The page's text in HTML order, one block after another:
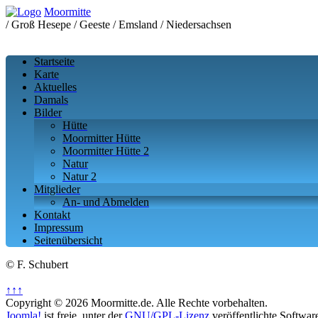
Moormitte
/ Groß Hesepe / Geeste / Emsland / Niedersachsen
Startseite
Karte
Aktuelles
Damals
Bilder
Hütte
Moormitter Hütte
Moormitter Hütte 2
Natur
Natur 2
Mitglieder
An- und Abmelden
Kontakt
Impressum
Seitenübersicht
© F. Schubert
↑↑↑
Copyright © 2026 Moormitte.de. Alle Rechte vorbehalten.
Joomla! ist freie, unter derGNU/GPL-Lizenz veröffentlichte